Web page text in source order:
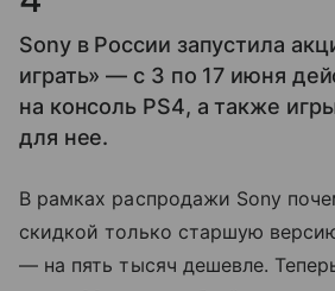
Sony в России запустила
играть» — с 3 по 17 июня
на консоль PS4, а также
для нее.
В рамках распродажи Sony
скидкой только старшую
— на пять тысяч дешевле.